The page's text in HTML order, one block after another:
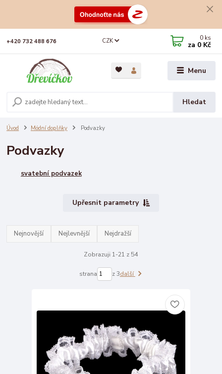
Menu
CZK
Hledat
+420 732 488 676 0 ks
za 0 Kč
Úvod Módní doplňky Podvazky
Podvazky
svatební podvazek
Upřesnit parametry
Nejnovější Nejlevnější Nejdražší
Zobrazuji 1-21 z 54
strana z 3další